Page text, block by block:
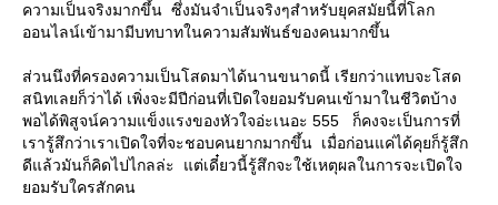
ความเป็นจริงมากขึ้น ซึ่งมันจำเป็นจริงๆสำหรับยุคสมัยนี้ที่โลก
ออนไลน์เข้ามามีบทบาทในความสัมพันธ์ของคนมากขึ้น
ส่วนนึงที่ครองความเป็นโสดมาได้นานขนาดนี้ เรียกว่าแทบจะโสด
สนิทเลยก็ว่าได้ เพิ่งจะมีปีก่อนที่เปิดใจยอมรับคนเข้ามาในชีวิตบ้าง
พอได้พิสูจน์ความแข็งแรงของหัวใจอ่ะเนอะ 555 ก็คงจะเป็นการที่
เรารู้สึกว่าเราเปิดใจที่จะชอบคนยากมากขึ้น เมื่อก่อนแค่ได้คุยก็รู้สึก
ดีแล้วมันก็คิดไปไกลล่ะ แต่เดี๋ยวนี้รู้สึกจะใช้เหตุผลในการจะเปิดใจ
อมรับใครสักคน